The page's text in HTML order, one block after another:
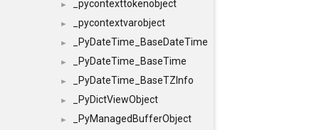
► _pycontexttokenobject
► _pycontextvarobject
► _PyDateTime_BaseDateTime
► _PyDateTime_BaseTime
► _PyDateTime_BaseTZInfo
► _PyDictViewObject
► _PyManagedBufferObject